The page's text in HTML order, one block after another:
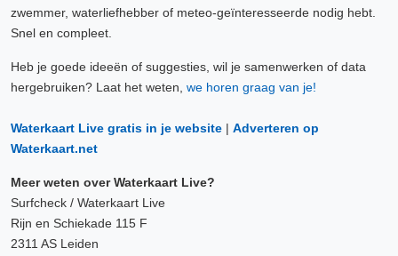
zwemmer, waterliefhebber of meteo-geïnteresseerde nodig hebt.
Snel en compleet.
Heb je goede ideeën of suggesties, wil je samenwerken of data
hergebruiken? Laat het weten, we horen graag van je!
Waterkaart Live gratis in je website | Adverteren op
Waterkaart.net
Meer weten over Waterkaart Live?
Surfcheck / Waterkaart Live
Rijn en Schiekade 115 F
2311 AS Leiden